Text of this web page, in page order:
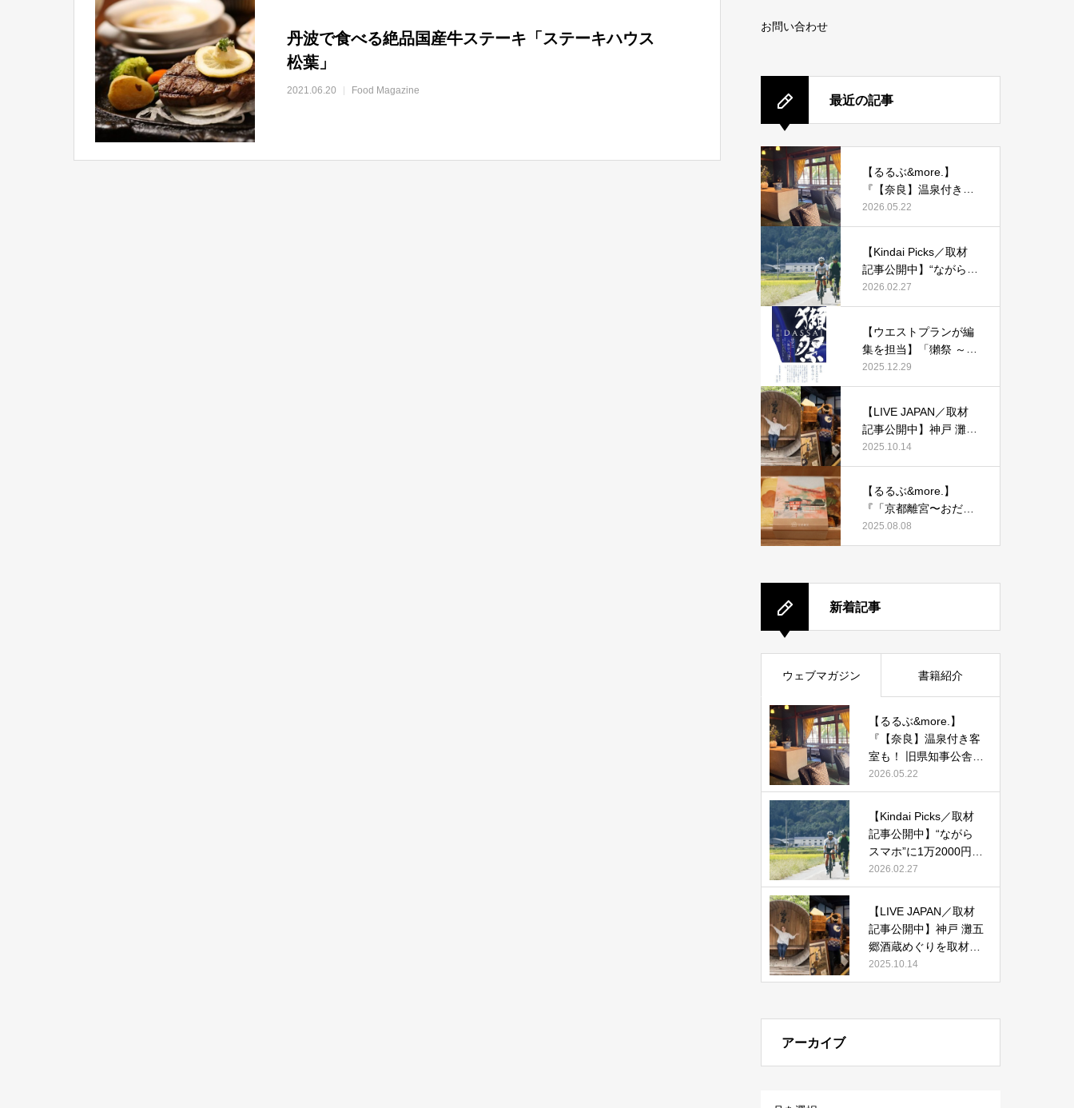
丹波で食べる絶品国産牛ステーキ「ステーキハウス
松葉」
2021.06.20 Food Magazine
お問い合わせ
最近の記事
【るるぶ&more.】
『【奈良】温泉付き客
室も！ 旧県知事公舎を
改装した宿「紫翠 ラグ
ンホテル 奈良」で贅沢
ステイ』
2026.05.22
【Kindai Picks／取材
記事公開中】“ながらス
マホ”に1万2000円！20
26年4月からルール化
切符」とは？
2026.02.27
【ウエストプランが編
集を担当】「獺祭 ～経
営は八転び八起き～」
発刊！
2025.12.29
【LIVE JAPAN／取材
記事公開中】神戸 灘五
郷酒蔵めぐりを取材執
筆しました。
2025.10.14
【るるぶ&more.】
『「京都離宮〜おだし
とだしまき〜」京都駅
店がオープン！ だしま
中
2025.08.08
新着記事
ウェブマガジン 書籍紹介
【るるぶ&more.】
『【奈良】温泉付き客
室も！ 旧県知事公舎を
改装した宿「紫翠 ラグ
ジュアリーコレクショ
ンホテル 奈良」で贅沢
ステイ』
2026.05.22
【Kindai Picks／取材
記事公開中】“ながら
スマホ”に1万2000円！
2026年4月からルール
化される、自転車の
「青切符」とは？
2026.02.27
【LIVE JAPAN／取材
記事公開中】神戸 灘五
郷酒蔵めぐりを取材執
筆しました。
2025.10.14
アーカイブ